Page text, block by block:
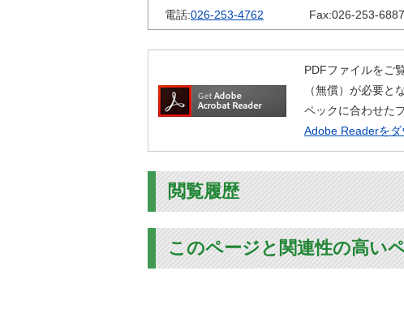
ペット・動物
相談窓口
電話:026-253-4762 Fax:026-253-6887
PDFファイルをご
（無償）が必要と
ペックに合わせた
Adobe Readerを
閲覧履歴
このページと関連性の高い